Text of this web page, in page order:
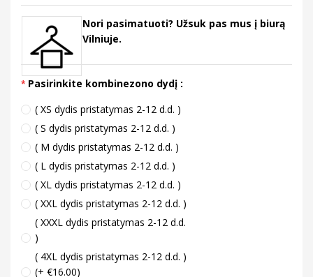
Nori pasimatuoti? Užsuk pas mus į biurą
Vilniuje.
Pasirinkite kombinezono dydį :
( XS dydis pristatymas 2-12 d.d. )
( S dydis pristatymas 2-12 d.d. )
( M dydis pristatymas 2-12 d.d. )
( L dydis pristatymas 2-12 d.d. )
( XL dydis pristatymas 2-12 d.d. )
( XXL dydis pristatymas 2-12 d.d. )
( XXXL dydis pristatymas 2-12 d.d.
)
( 4XL dydis pristatymas 2-12 d.d. )
(+ €16.00)